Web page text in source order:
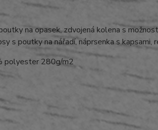
na opasek, zdvojená kolena s
s poutky na nářadí, náprsenka s kapsami,
polyester 280g/m2